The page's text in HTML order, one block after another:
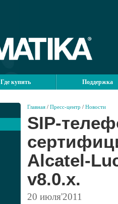
Где купить Поддержка
Главная / Пресс-центр / Новости
SIP-
Alcatel-
v8.0.x.
20 июля'2011